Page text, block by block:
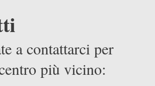
a contattarci per
più vicino: